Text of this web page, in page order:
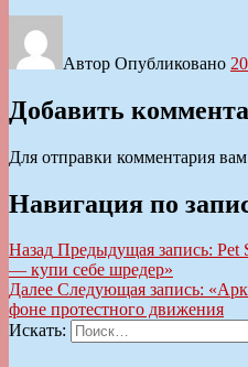
Автор Опубликовано
Добавить
Для отправки комментария
Навигация по
Назад Предыдущая запись: Pet
— купи себе шредер»
Далее Следующая запись:
фоне протестного движения
Искать: